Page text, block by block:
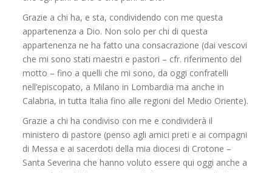
Grazie a chi ha, e sta, condividendo con me questa
appartenenza a Dio. Non solo per chi di questa
appartenenza ne ha fatto una consacrazione (dai vescovi
che mi sono stati maestri e pastori – cfr. riferimento del
motto – fino a quelli che mi sono, da oggi confratelli
nell’episcopato, a Milano in Lombardia ma anche in
Calabria, in tutta Italia fino alle regioni del Medio Oriente).
Grazie a chi ha condiviso con me e condividerà il
ministero di pastore (penso agli amici preti e ai compagni
di Messa e ai sacerdoti della mia diocesi di Crotone –
Santa Severina che hanno voluto essere qui oggi anche a